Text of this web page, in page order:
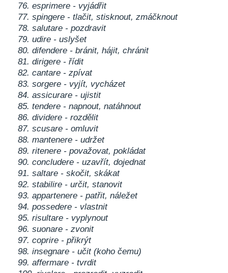
76. esprimere - vyjádřit
77. spingere - tlačit, stisknout, zmáčknout
78. salutare - pozdravit
79. udire - uslyšet
80. difendere - bránit, hájit, chránit
81. dirigere - řídit
82. cantare - zpívat
83. sorgere - vyjít, vycházet
84. assicurare - ujistit
85. tendere - napnout, natáhnout
86. dividere - rozdělit
87. scusare - omluvit
88. mantenere - udržet
89. ritenere - považovat, pokládat
90. concludere - uzavřít, dojednat
91. saltare - skočit, skákat
92. stabilire - určit, stanovit
93. appartenere - patřit, náležet
94. possedere - vlastnit
95. risultare - vyplynout
96. suonare - zvonit
97. coprire - přikrýt
98. insegnare - učit (koho čemu)
99. affermare - tvrdit